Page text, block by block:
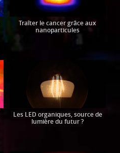
Traîter le cancer grâce aux
nanoparticules
Les LED organiques, source de
lumière du futur ?